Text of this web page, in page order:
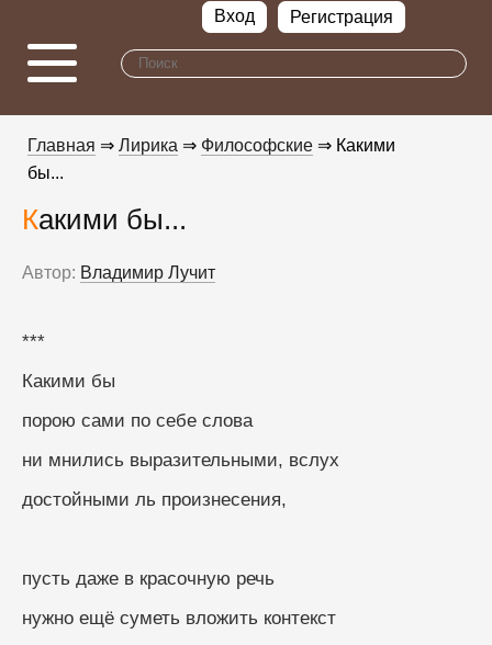
Вход Регистрация
Главная ⇒ Лирика ⇒ Философские ⇒ Какими
бы...
Какими бы...
Автор: Владимир Лучит
***
Какими бы
порою сами по себе слова
ни мнились выразительными, вслух
достойными ль произнесения,
пусть даже в красочную речь
нужно ещё суметь вложить контекст